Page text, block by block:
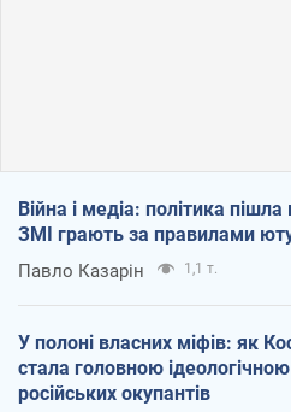
Війна і медіа: політика
ЗМІ грають за правилами
Павло Казарін 1,1 т.
У полоні власних міфів: як
стала головною
російських окупантів